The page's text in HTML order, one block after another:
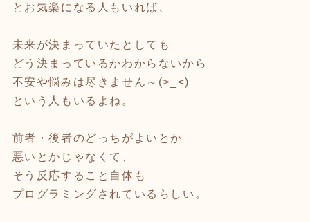
とお気楽になる人もいれば、
未来が決まっていたとしても
どう決まっているかわからないから
不安や悩みは尽きません～(>_<)
という人もいるよね。
前者・後者のどっちがよいとか
悪いとかじゃなくて、
そう反応すること自体も
プログラミングされているらしい。